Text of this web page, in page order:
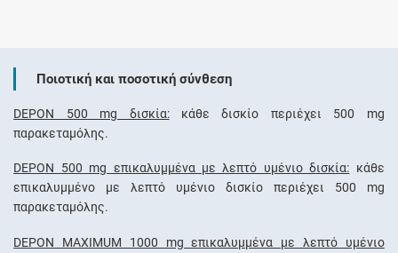
Ποιοτική και ποσοτική σύνθεση
DEPON 500 mg δισκία:κάθε δισκίο περιέχει 500 mg
παρακεταμόλης.
DEPON 500 mg επικαλυμμένα με λεπτό υμένιο δισκία: κάθε
επικαλυμμένο με λεπτό υμένιο δισκίο περιέχει 500 mg
παρακεταμόλης.
DEPON MAXIMUM 1000 mg επικαλυμμένα με λεπτό υμένιο